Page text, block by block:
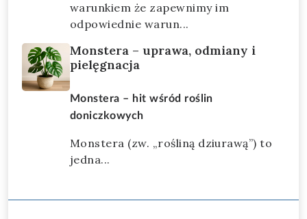
warunkiem że zapewnimy im
odpowiednie warun...
Monstera – uprawa, odmiany i
pielęgnacja
Monstera – hit wśród roślin
doniczkowych
Monstera (zw. „rośliną dziurawą”) to
jedna...